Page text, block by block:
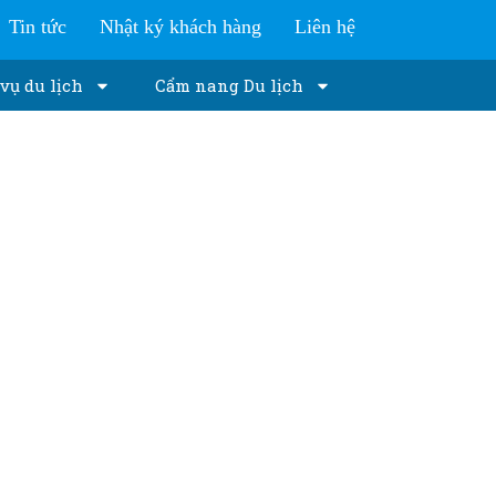
Tin tức Nhật ký khách hàng Liên hệ
du lịch Cẩm nang Du lịch